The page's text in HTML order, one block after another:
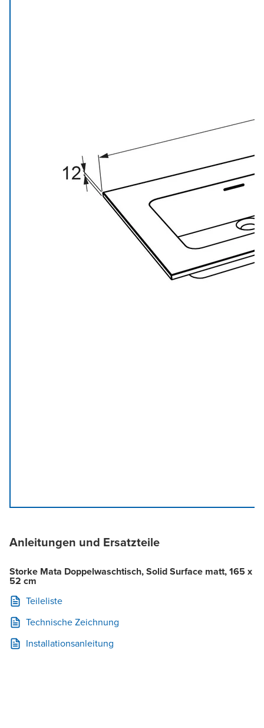
Anleitungen und Ersatzteile
Storke Mata Doppelwaschtisch, Solid Surface matt, 165 x
52 cm
Teileliste
Technische Zeichnung
Installationsanleitung